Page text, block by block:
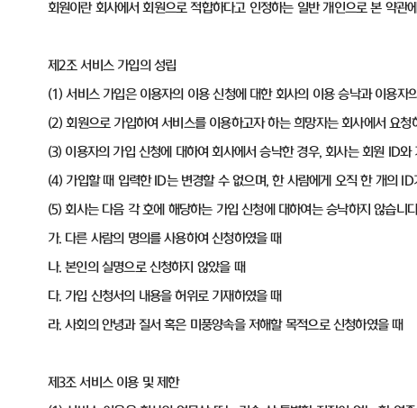
회원이란 회사에서 회원으로 적합하다고 인정하는 일반 개인으로 본 약
제2조 서비스 가입의 성립
(1) 서비스 가입은 이용자의 이용 신청에 대한 회사의 이용 승낙과 이용자
(2) 회원으로 가입하여 서비스를 이용하고자 하는 희망자는 회사에서 요
(3) 이용자의 가입 신청에 대하여 회사에서 승낙한 경우, 회사는 회원 ID
(4) 가입할 때 입력한 ID는 변경할 수 없으며, 한 사람에게 오직 한 개의 ID
(5) 회사는 다음 각 호에 해당하는 가입 신청에 대하여는 승낙하지 않습니
가. 다른 사람의 명의를 사용하여 신청하였을 때
나. 본인의 실명으로 신청하지 않았을 때
다. 가입 신청서의 내용을 허위로 기재하였을 때
라. 사회의 안녕과 질서 혹은 미풍양속을 저해할 목적으로 신청하였을 때
제3조 서비스 이용 및 제한